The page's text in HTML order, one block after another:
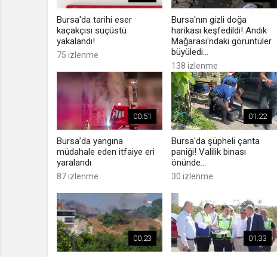
Bursa'da tarihi eser
kaçakçısı suçüstü
yakalandı!
75 izlenme
Bursa'nın gizli doğa
harikası keşfedildi! Andık
Mağarası'ndaki görüntüler
büyüledi...
138 izlenme
00:51
Bursa’da yangına
müdahale eden itfaiye eri
yaralandı
87 izlenme
01:22
Bursa'da şüpheli çanta
paniği! Valilik binası
önünde...
30 izlenme
00:23 01:33